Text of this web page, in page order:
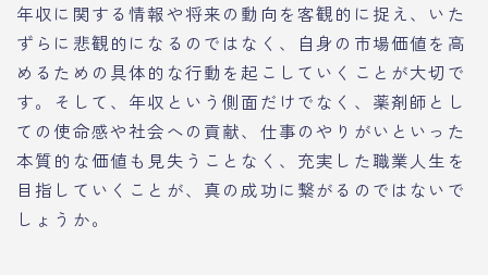
年収に関する情報や将来の動向を客観的に捉え、いた
ずらに悲観的になるのではなく、自身の市場価値を高
めるための具体的な行動を起こしていくことが大切で
す。そして、年収という側面だけでなく、薬剤師とし
ての使命感や社会への貢献、仕事のやりがいといった
本質的な価値も見失うことなく、充実した職業人生を
目指していくことが、真の成功に繋がるのではないで
しょうか。